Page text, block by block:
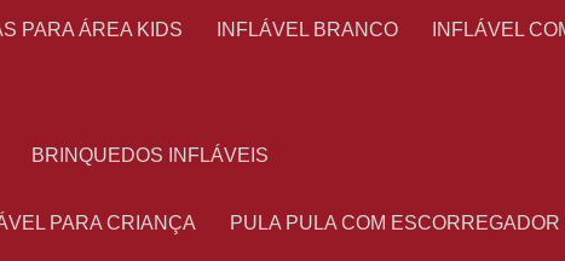
PARA ÁREA KIDS INFLÁVEL BRANCO INFLÁVEL
BRINQUEDOS INFLÁVEIS
PARA CRIANÇA PULA PULA COM